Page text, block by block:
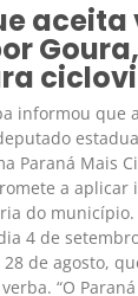
aceita
informou que
Paraná Mais
a
do município.
4 de
de agosto,
“O